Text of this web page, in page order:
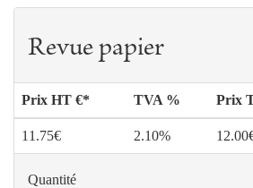
Revue papier
Prix HT €* TVA % Prix
11.75€ 2.10%
Quantité